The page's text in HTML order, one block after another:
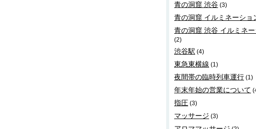
青の洞窟 渋谷 (3)
青の洞窟 イルミネーショ
青の洞窟 渋谷 イルミネ
(2)
渋谷駅 (4)
東急東横線 (1)
夜間帯の臨時列車運行 (1)
年末年始の営業について
指圧 (3)
マッサージ (3)